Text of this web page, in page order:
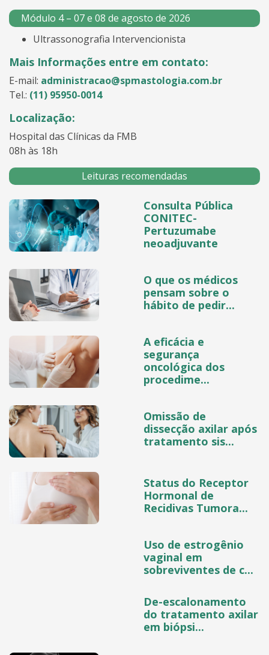
Módulo 4 – 07 e 08 de agosto de 2026
Ultrassonografia Intervencionista
Mais Informações entre em contato:
E-mail: administracao@spmastologia.com.br
Tel.: (11) 95950-0014
Localização:
Hospital das Clínicas da FMB
08h às 18h
Leituras recomendadas
Consulta Pública
CONITEC-
Pertuzumabe
neoadjuvante
O que os médicos
pensam sobre o
hábito de pedir...
A eficácia e
segurança
oncológica dos
procedime...
Omissão de
dissecção axilar após
tratamento sis...
Status do Receptor
Hormonal de
Recidivas Tumora...
Uso de estrogênio
vaginal em
sobreviventes de c...
De-escalonamento
do tratamento axilar
em biópsi...